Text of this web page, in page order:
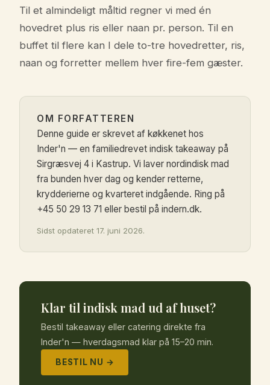
Til et almindeligt måltid regner vi med én
hovedret plus ris eller naan pr. person. Til en
buffet til flere kan I dele to-tre hovedretter, ris,
naan og forretter mellem hver fire-fem gæster.
OM FORFATTEREN
Denne guide er skrevet af køkkenet hos
Inder'n — en familiedrevet indisk takeaway på
Sirgræsvej 4 i Kastrup. Vi laver nordindisk mad
fra bunden hver dag og kender retterne,
krydderierne og kvarteret indgående. Ring på
+45 50 29 13 71 eller bestil på indern.dk.
Sidst opdateret 17. juni 2026.
Klar til indisk mad ud af huset?
Bestil takeaway eller catering direkte fra
Inder'n — hverdagsmad klar på 15–20 min.
BESTIL NU →